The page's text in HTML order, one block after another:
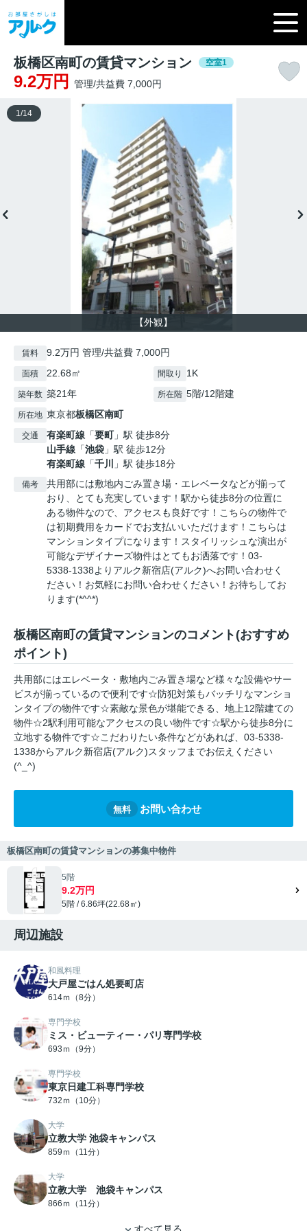
板橋区南町の賃貸マンション 空室1
9.2万円 管理/共益費 7,000円
【外観】
1 /14
賃料 9.2万円 管理/共益費 7,000円
面積 22.68㎡ 間取り 1K
築年数 築21年 所在階 5階/12階建
所在地 東京都板橋区南町
交通 有楽町線 「要町」駅 徒歩8分
山手線 「池袋 」駅 徒歩12分
有楽町線 「千川 」駅 徒歩18分
備考
共用部には敷地内ごみ置き場・エレベータなどが揃って
おり、とても充実しています！駅から徒歩8分の位置に
ある物件なので、アクセスも良好です！こちらの物件で
は初期費用をカードでお支払いいただけます！こちらは
マンションタイプになります！スタイリッシュな演出が
可能なデザイナーズ物件はとてもお洒落です！03-
5338-1338よりアルク新宿店(アルク)へお問い合わせく
ださい！お気軽にお問い合わせください！お待ちしてお
ります(*^^*)
板橋区南町の賃貸マンションのコメント(おすすめ
ポイント)
共用部にはエレベータ・敷地内ごみ置き場など様々な設備やサー
ビスが揃っているので便利です☆防犯対策もバッチリなマンショ
ンタイプの物件です☆素敵な景色が堪能できる、地上12階建ての
物件☆2駅利用可能なアクセスの良い物件です☆駅から徒歩8分に
立地する物件です☆こだわりたい条件などがあれば、03-5338-
1338からアルク新宿店(アルク)スタッフまでお伝えください
(^_^)
無料 お問い合わせ
板橋区南町の賃貸マンションの募集中物件
5階
9.2万円
5階 / 6.86坪(22.68㎡)
周辺施設
和風料理
大戸屋ごはん処要町店
614ｍ（8分）
専門学校
ミス・ビューティー・パリ専門学校
693ｍ（9分）
専門学校
東京日建工科専門学校
732ｍ（10分）
大学
立教大学 池袋キャンパス
859ｍ（11分）
大学
立教大学 池袋キャンパス
866ｍ（11分）